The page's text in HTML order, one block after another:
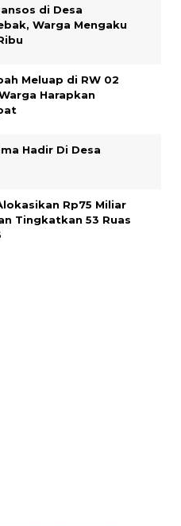
di Desa
Warga Mengaku
Meluap di RW 02
Harapkan
Hadir Di Desa
Rp75 Miliar
Tingkatkan 53 Ruas